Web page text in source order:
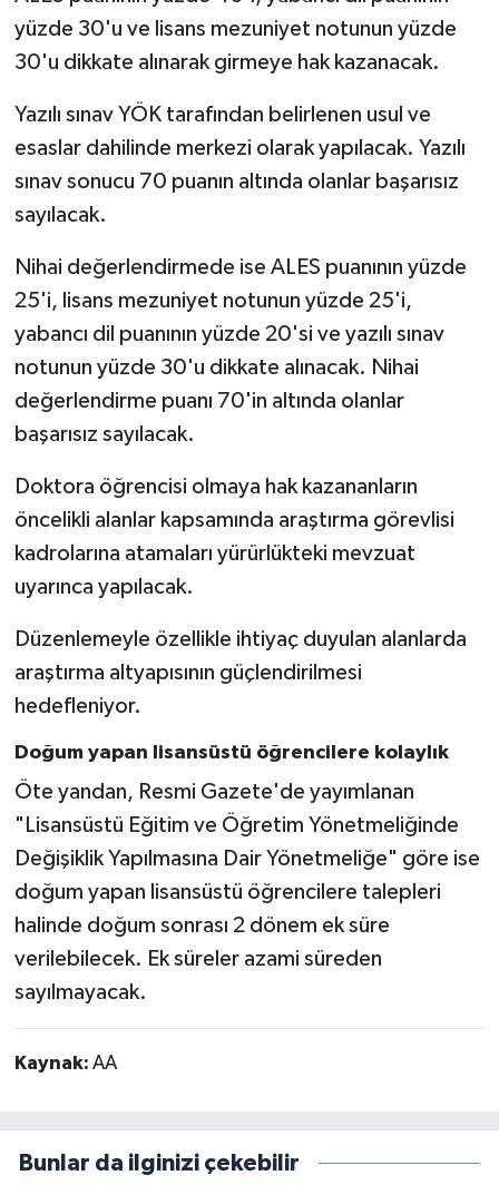
yüzde 30'u ve lisans mezuniyet notunun yüzde
30'u dikkate alınarak girmeye hak kazanacak.
Yazılı sınav YÖK tarafından belirlenen usul ve
esaslar dahilinde merkezi olarak yapılacak. Yazılı
sınav sonucu 70 puanın altında olanlar başarısız
sayılacak.
Nihai değerlendirmede ise ALES puanının yüzde
25'i, lisans mezuniyet notunun yüzde 25'i,
yabancı dil puanının yüzde 20'si ve yazılı sınav
notunun yüzde 30'u dikkate alınacak. Nihai
değerlendirme puanı 70'in altında olanlar
başarısız sayılacak.
Doktora öğrencisi olmaya hak kazananların
öncelikli alanlar kapsamında araştırma görevlisi
kadrolarına atamaları yürürlükteki mevzuat
uyarınca yapılacak.
Düzenlemeyle özellikle ihtiyaç duyulan alanlarda
araştırma altyapısının güçlendirilmesi
hedefleniyor.
Doğum yapan lisansüstü öğrencilere kolaylık
Öte yandan, Resmi Gazete'de yayımlanan
"Lisansüstü Eğitim ve Öğretim Yönetmeliğinde
Değişiklik Yapılmasına Dair Yönetmeliğe" göre ise
doğum yapan lisansüstü öğrencilere talepleri
halinde doğum sonrası 2 dönem ek süre
verilebilecek. Ek süreler azami süreden
sayılmayacak.
Kaynak: AA
Bunlar da ilginizi çekebilir